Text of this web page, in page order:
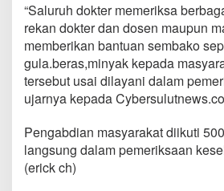
“Saluruh dokter memeriksa
rekan dokter dan dosen maupun
memberikan bantuan sembako
gula.beras,minyak kepada
tersebut usai dilayani dalam
ujarnya kepada
Pengabdian masyarakat diikuti
langsung dalam pemeriksaan
(erick ch)